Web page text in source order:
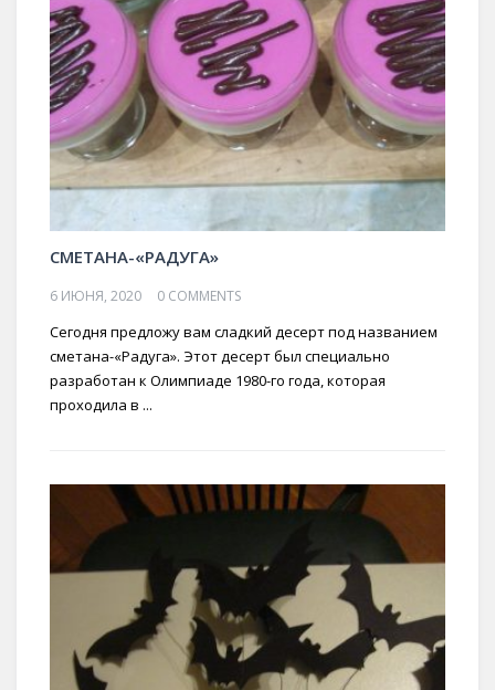
СМЕТАНА-«РАДУГА»
6 ИЮНЯ, 2020 0 COMMENTS
Сегодня предложу вам сладкий десерт под названием
сметана-«Радуга». Этот десерт был специально
разработан к Олимпиаде 1980-го года, которая
проходила в ...